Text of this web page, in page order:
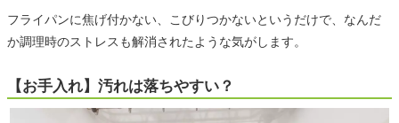
フライパンに焦げ付かない、こびりつかないというだけで、なんだ
か調理時のストレスも解消されたような気がします。
【お手入れ】汚れは落ちやすい？